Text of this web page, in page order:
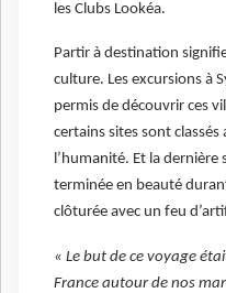
les Clubs Lookéa.
Partir à destination
culture. Les excursions à
permis de découvrir ces
certains sites sont
l’humanité. Et la dernière
terminée en beauté
clôturée avec un feu
« Le but de ce voyage
France autour de nos